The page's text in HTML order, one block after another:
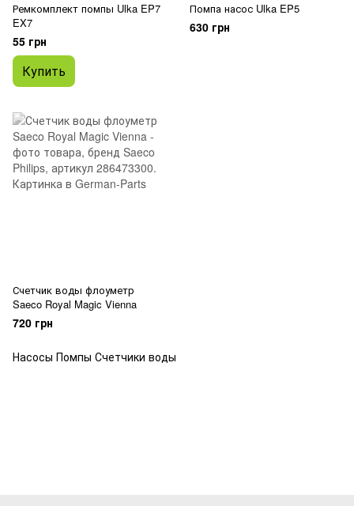
Ремкомплект помпы Ulka EP7
EX7
55 грн
Купить
Помпа насос Ulka EP5
630 грн
Счетчик воды флоуметр
Saeco Royal Magic Vienna
720 грн
Насосы Помпы Счетчики воды